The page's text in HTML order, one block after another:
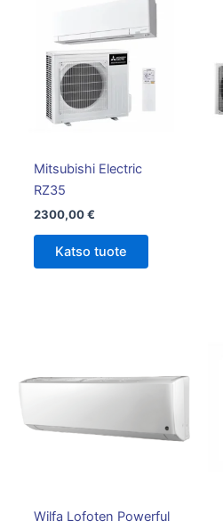
Mitsubishi Electric
RZ35
2300,00€
Katso tuote
Wilfa Lofoten Powerful